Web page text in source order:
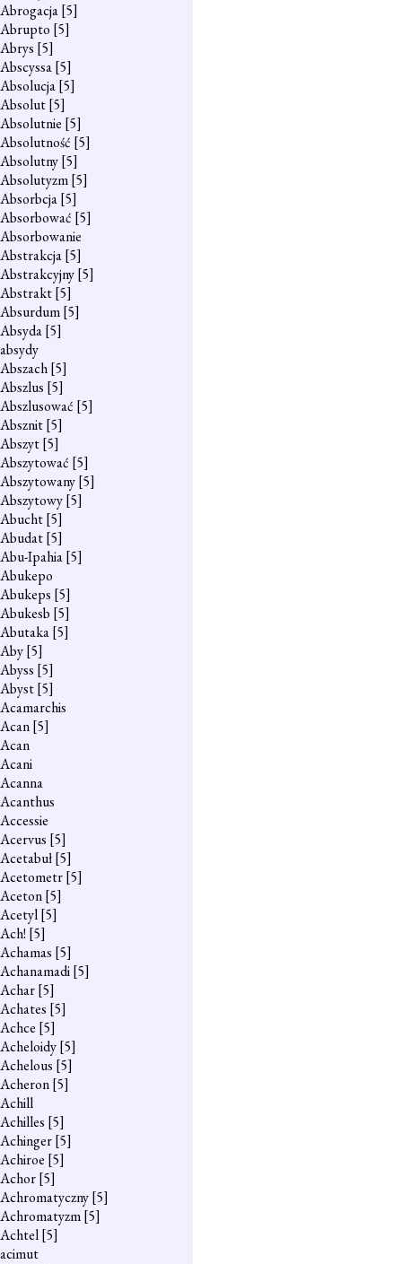
Abrogacja[5]
Abrupto [5]
Abrys [5]
Abscyssa[5]
Absolucja[5]
Absolut[5]
Absolutnie [5]
Absolutność [5]
Absolutny[5]
Absolutyzm[5]
Absorbcja[5]
Absorbować [5]
Absorbowanie
Abstrakcja[5]
Abstrakcyjny[5]
Abstrakt[5]
Absurdum[5]
Absyda[5]
absydy
Abszach[5]
Abszlus [5]
Abszlusować [5]
Absznit[5]
Abszyt[5]
Abszytować [5]
Abszytowany[5]
Abszytowy[5]
Abucht[5]
Abudat[5]
Abu-Ipahia[5]
Abukepo
Abukeps [5]
Abukesb [5]
Abutaka[5]
Aby[5]
Abyss [5]
Abyst[5]
Acamarchis
Acan[5]
Acan
Acani
Acanna
Acanthus
Accessie
Acervus [5]
Acetabuł[5]
Acetometr[5]
Aceton[5]
Acetyl[5]
Ach! [5]
Achamas [5]
Achanamadi[5]
Achar[5]
Achates [5]
Achce [5]
Acheloidy[5]
Achelous [5]
Acheron[5]
Achill
Achilles [5]
Achinger[5]
Achiroe [5]
Achor[5]
Achromatyczny[5]
Achromatyzm[5]
Achtel[5]
acimut